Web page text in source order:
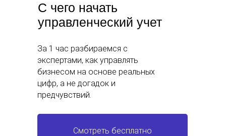
С чего начать
управленческий учет
За 1 час разбираемся с
экспертами, как управлять
бизнесом на основе реальных
цифр, а не догадок и
предчувствий.
Смотреть бесплатно